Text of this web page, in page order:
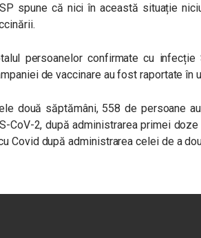
spune că nici în această situație
persoanelor confirmate cu infecție
de vaccinare au fost raportate în
două săptămâni, 558 de persoane
CoV-2, după administrarea primei
Covid după administrarea celei de a